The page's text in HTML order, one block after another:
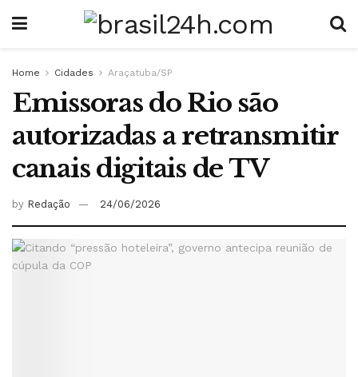
Home Cidades Araçatuba/SP
Emissoras do Rio são
autorizadas a retransmitir
canais digitais de TV
by Redação 24/06/2026